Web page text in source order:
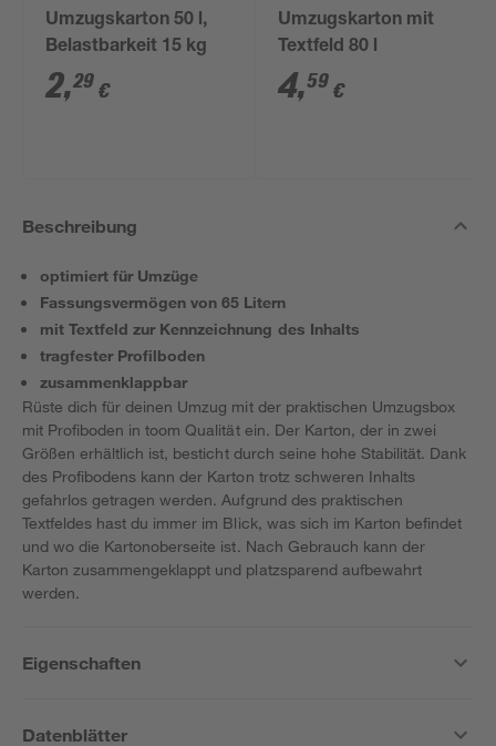
Umzugskarton 50 l,
Belastbarkeit 15 kg
2,29 €
Umzugskarton mit
Textfeld 80 l
4,59 €
Beschreibung
optimiert für Umzüge
Fassungsvermögen von 65 Litern
mit Textfeld zur Kennzeichnung des Inhalts
tragfester Profilboden
zusammenklappbar
Rüste dich für deinen Umzug mit der praktischen Umzugsbox
mit Profiboden in toom Qualität ein. Der Karton, der in zwei
Größen erhältlich ist, besticht durch seine hohe Stabilität. Dank
des Profibodens kann der Karton trotz schweren Inhalts
gefahrlos getragen werden. Aufgrund des praktischen
Textfeldes hast du immer im Blick, was sich im Karton befindet
und wo die Kartonoberseite ist. Nach Gebrauch kann der
Karton zusammengeklappt und platzsparend aufbewahrt
werden.
Eigenschaften
Datenblätter